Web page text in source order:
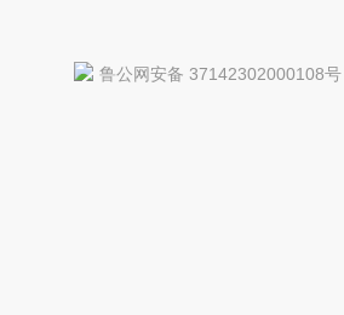
鲁公网安备 37142302000108号